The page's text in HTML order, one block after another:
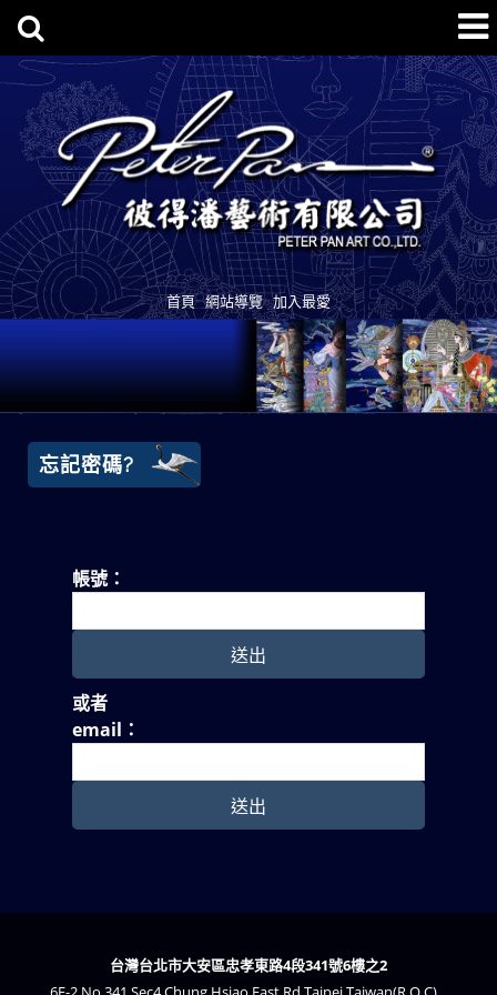
首頁 網站導覽 加入最愛
忘記密碼?
帳號：
或者
email：
台灣台北市大安區忠孝東路4段341號6樓之2